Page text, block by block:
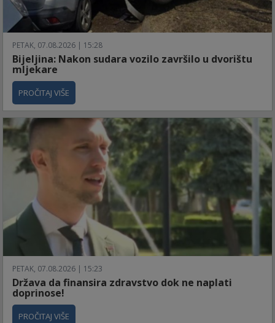
PETAK, 07.08.2026 | 15:28
Bijeljina: Nakon sudara vozilo završilo u dvorištu
mljekare
PROČITAJ VIŠE
PETAK, 07.08.2026 | 15:23
Država da finansira zdravstvo dok ne naplati
doprinose!
PROČITAJ VIŠE